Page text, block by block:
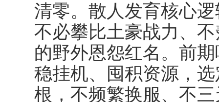
清零。散人发育核心
不必攀比土豪战力、
的野外恩怨红名。前
稳挂机、囤积资源，
根，不频繁换服、不